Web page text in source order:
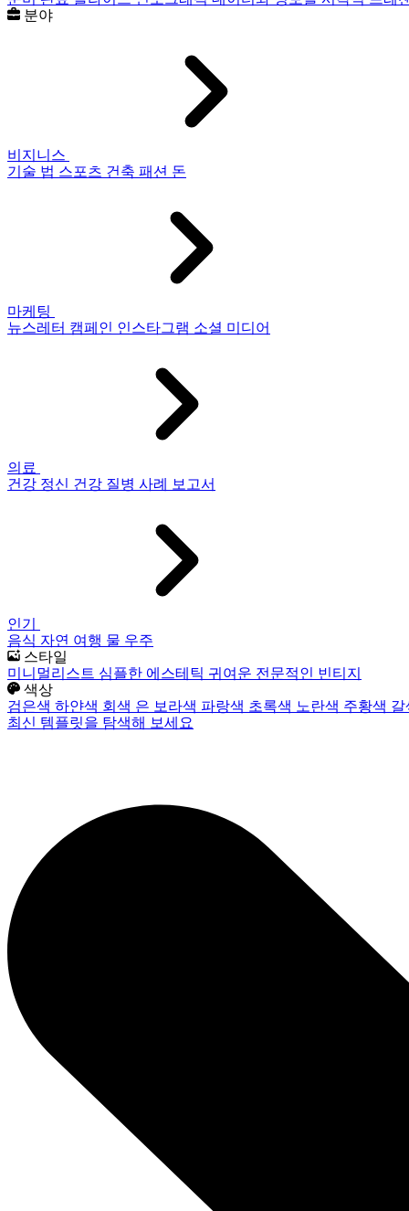
분야
비지니스
기술 법 스포츠 건축 패션 돈
마케팅
뉴스레터 캠페인 인스타그램 소셜 미디어
의료
건강 정신 건강 질병 사례 보고서
인기
음식 자연 여행 물 우주
스타일
미니멀리스트 심플한 에스테틱 귀여운 전문적인 빈티지
색상
검은색 하얀색 회색 은 보라색 파랑색 초록색 노란색 주황색
최신 템플릿을 탐색해 보세요